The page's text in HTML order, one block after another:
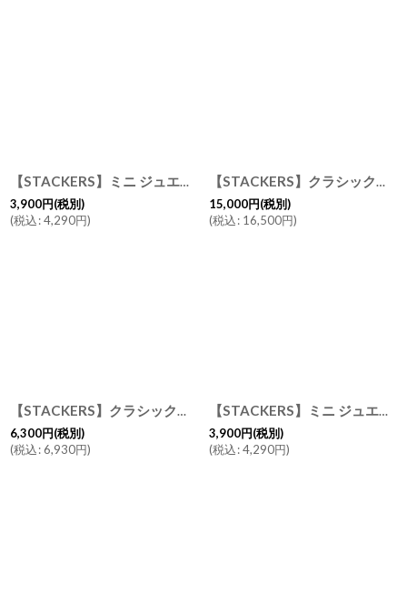
【STACKERS】ミニ ジュエリーボックス オープン Open ペブルグレー Pebble Grey スタッカーズ イギリス ロンドン
3,900円(税別)
(税込:4,290円)
【STACKERS】クラシック ジュエリーボックス 選べる 3個セット 3set セージグリーン Sage Green スタッカーズ ロンドン UK
15,000円(税別)
(税込: 16,500円)
【STACKERS】クラシック ジュエリーボックス Lid リッド （蓋付ケース） セージグリーン Sage green スタッカーズ ロンドン イギリス
6,300円(税別)
(税込:6,930円)
【STACKERS】ミニ ジュエリーボックス 11sec 11個仕切り ラベンダー Lavender スタッカーズ イギリス ロンドン
3,900円(税別)
(税込:4,290円)